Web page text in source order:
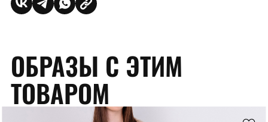
ОБРАЗЫ С ЭТИМ
ТОВАРОМ